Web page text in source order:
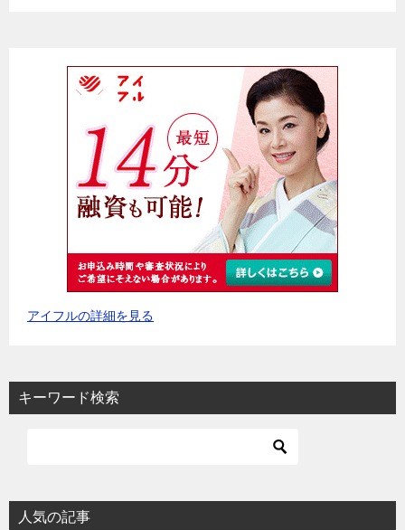
アイフルの詳細を見る
キーワード検索
人気の記事